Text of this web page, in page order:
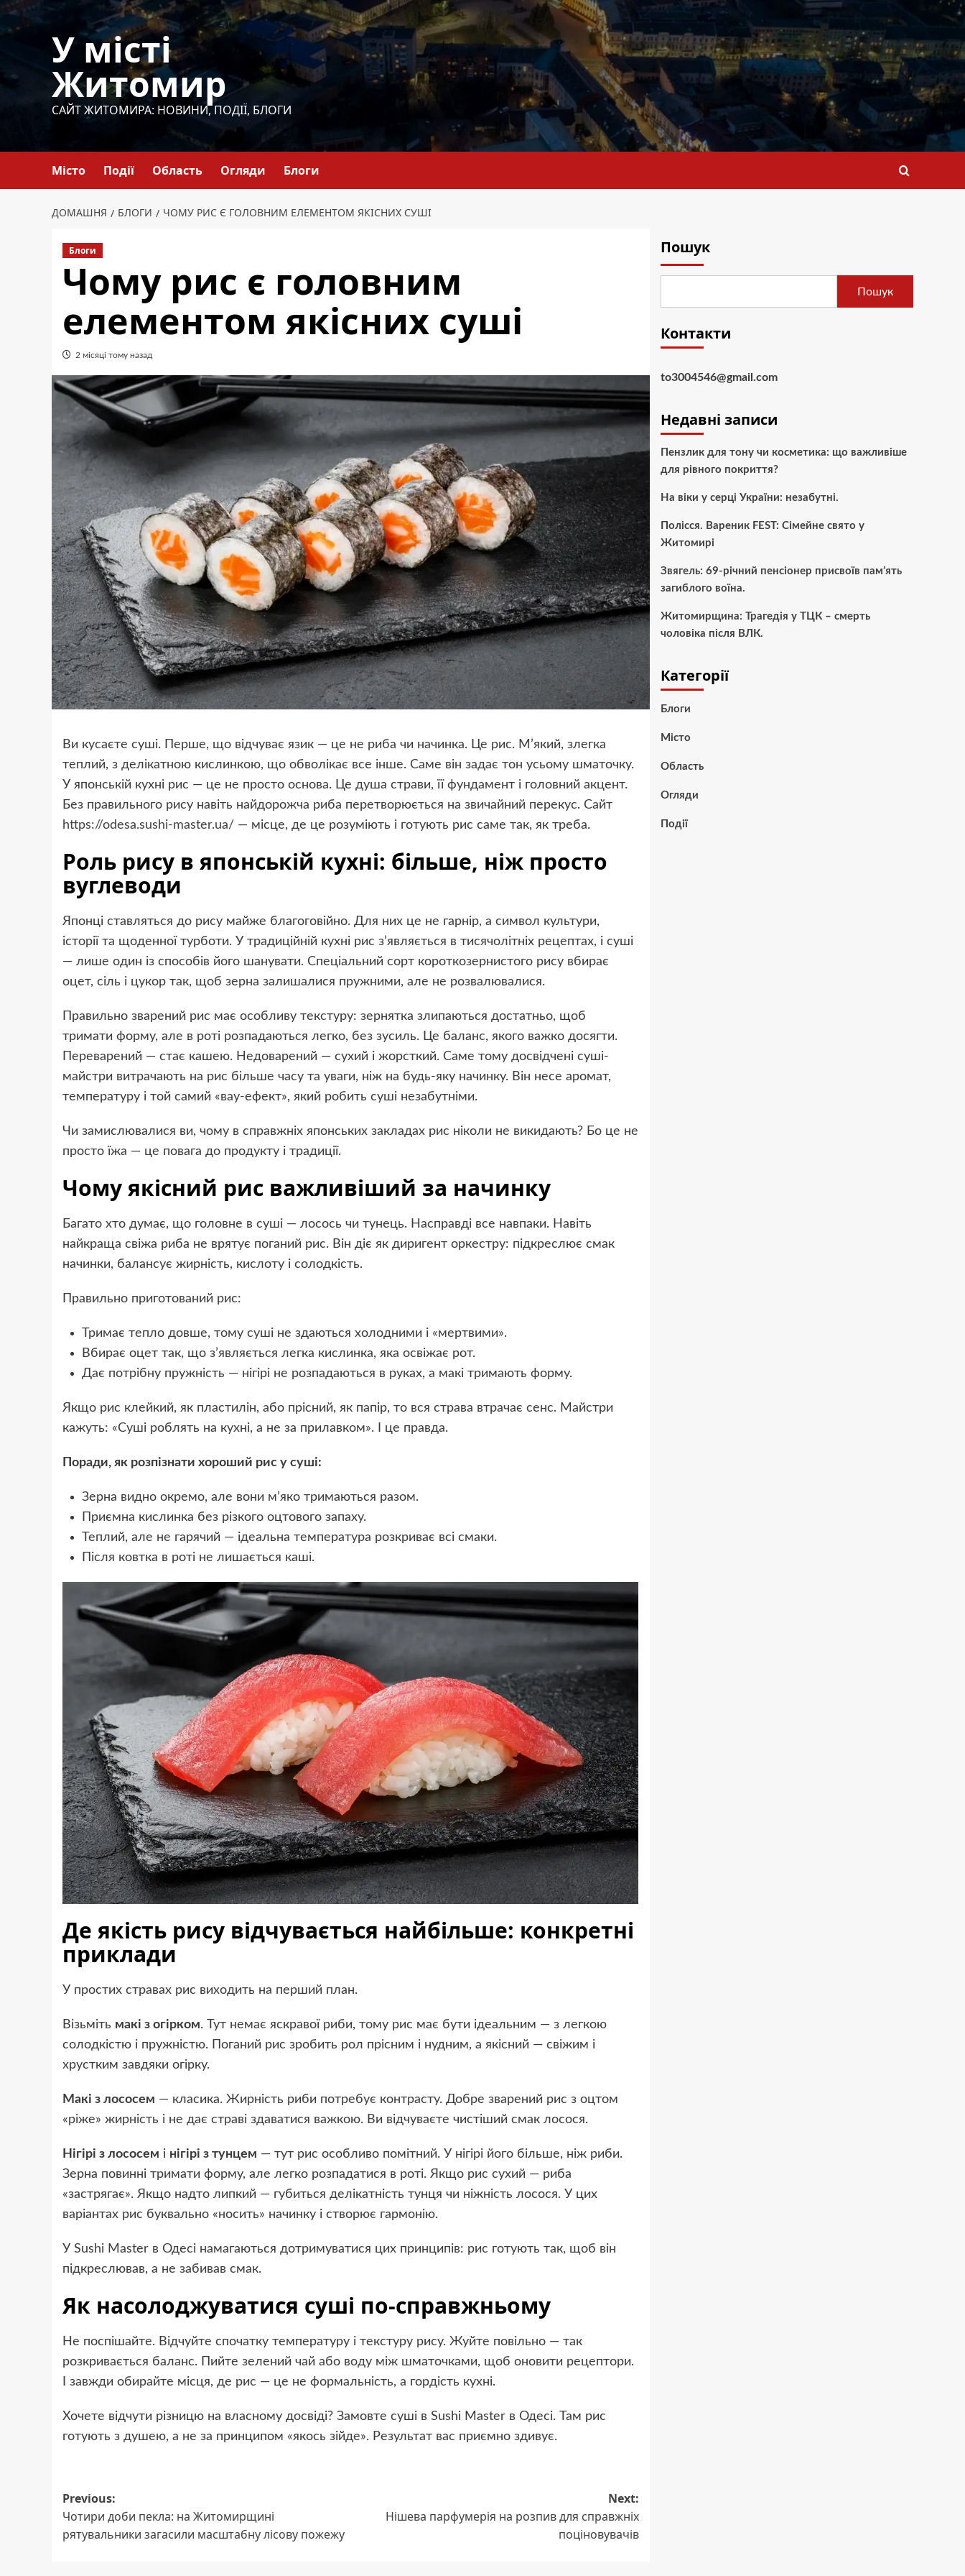
Перейти
У місті
Житомир
САЙТ ЖИТОМИРА: НОВИНИ, ПОДІЇ, БЛОГИ
Місто Події Область Огляди Блоги
ДОМАШНЯ БЛОГИ ЧОМУ РИС Є ГОЛОВНИМ ЕЛЕМЕНТОМ ЯКІСНИХ СУШІ
Блоги
Чому рис є головним
елементом якісних суші
2 місяці тому назад
Ви кусаєте суші. Перше, що відчуває язик — це не риба чи начинка. Це рис. М’який, злегка
теплий, з делікатною кислинкою, що обволікає все інше. Саме він задає тон усьому шматочку.
У японській кухні рис — це не просто основа. Це душа страви, її фундамент і головний акцент.
Без правильного рису навіть найдорожча риба перетворюється на звичайний перекус. Сайт
https://odesa.sushi-master.ua/ — місце, де це розуміють і готують рис саме так, як треба.
Роль рису в японській кухні: більше, ніж просто
вуглеводи
Японці ставляться до рису майже благоговійно. Для них це не гарнір, а символ культури,
історії та щоденної турботи. У традиційній кухні рис з’являється в тисячолітніх рецептах, і суші
— лише один із способів його шанувати. Спеціальний сорт короткозернистого рису вбирає
оцет, сіль і цукор так, щоб зерна залишалися пружними, але не розвалювалися.
Правильно зварений рис має особливу текстуру: зернятка злипаються достатньо, щоб
тримати форму, але в роті розпадаються легко, без зусиль. Це баланс, якого важко досягти.
Переварений — стає кашею. Недоварений — сухий і жорсткий. Саме тому досвідчені суші-
майстри витрачають на рис більше часу та уваги, ніж на будь-яку начинку. Він несе аромат,
температуру і той самий «вау-ефект», який робить суші незабутніми.
Чи замислювалися ви, чому в справжніх японських закладах рис ніколи не викидають? Бо це не
просто їжа — це повага до продукту і традиції.
Чому якісний рис важливіший за начинку
Багато хто думає, що головне в суші — лосось чи тунець. Насправді все навпаки. Навіть
найкраща свіжа риба не врятує поганий рис. Він діє як диригент оркестру: підкреслює смак
начинки, балансує жирність, кислоту і солодкість.
Правильно приготований рис:
Тримає тепло довше, тому суші не здаються холодними і «мертвими».
Вбирає оцет так, що з’являється легка кислинка, яка освіжає рот.
Дає потрібну пружність — нігірі не розпадаються в руках, а макі тримають форму.
Якщо рис клейкий, як пластилін, або прісний, як папір, то вся страва втрачає сенс. Майстри
кажуть: «Суші роблять на кухні, а не за прилавком». І це правда.
Поради, як розпізнати хороший рис у суші:
Зерна видно окремо, але вони м’яко тримаються разом.
Приємна кислинка без різкого оцтового запаху.
Теплий, але не гарячий — ідеальна температура розкриває всі смаки.
Після ковтка в роті не лишається каші.
Де якість рису відчувається найбільше: конкретні
приклади
У простих стравах рис виходить на перший план.
Візьміть макі з огірком. Тут немає яскравої риби, тому рис має бути ідеальним — з легкою
солодкістю і пружністю. Поганий рис зробить рол прісним і нудним, а якісний — свіжим і
хрустким завдяки огірку.
Макі з лососем — класика. Жирність риби потребує контрасту. Добре зварений рис з оцтом
«ріже» жирність і не дає страві здаватися важкою. Ви відчуваєте чистіший смак лосося.
Нігірі з лососем і нігірі з тунцем — тут рис особливо помітний. У нігірі його більше, ніж риби.
Зерна повинні тримати форму, але легко розпадатися в роті. Якщо рис сухий — риба
«застрягає». Якщо надто липкий — губиться делікатність тунця чи ніжність лосося. У цих
варіантах рис буквально «носить» начинку і створює гармонію.
У Sushi Master в Одесі намагаються дотримуватися цих принципів: рис готують так, щоб він
підкреслював, а не забивав смак.
Як насолоджуватися суші по-справжньому
Не поспішайте. Відчуйте спочатку температуру і текстуру рису. Жуйте повільно — так
розкривається баланс. Пийте зелений чай або воду між шматочками, щоб оновити рецептори.
І завжди обирайте місця, де рис — це не формальність, а гордість кухні.
Хочете відчути різницю на власному досвіді? Замовте суші в Sushi Master в Одесі. Там рис
готують з душею, а не за принципом «якось зійде». Результат вас приємно здивує.
Post
navigation
Previous:
Чотири доби пекла: на Житомирщині
рятувальники загасили масштабну лісову пожежу
Next:
Нішева парфумерія на розпив для справжніх
поціновувачів
Пошук
Пошук
Контакти
to3004546@gmail.com
Недавні записи
Пензлик для тону чи косметика: що важливіше
для рівного покриття?
На віки у серці України: незабутні.
Полісся. Вареник FEST: Сімейне свято у
Житомирі
Звягель: 69-річний пенсіонер присвоїв пам’ять
загиблого воїна.
Житомирщина: Трагедія у ТЦК – смерть
чоловіка після ВЛК.
Категорії
Блоги
Місто
Область
Огляди
Події